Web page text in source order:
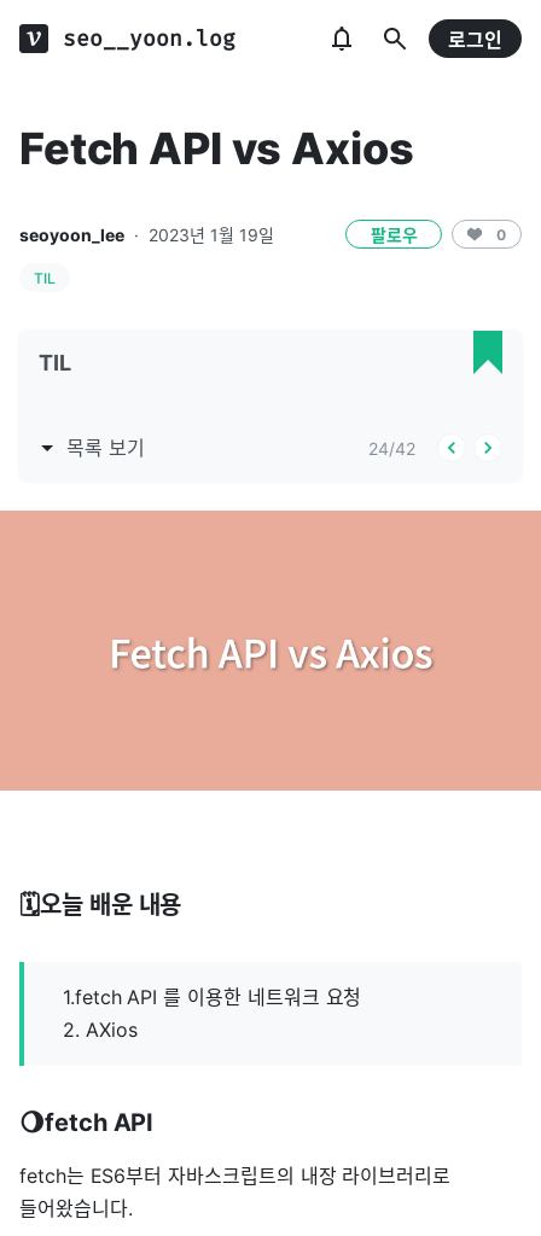
seo__yoon.log 로그인
Fetch API vs Axios
seoyoon_lee · 2023년 1월 19일 팔로우 0
TIL
TIL
목록 보기 24/42
🗓️오늘 배운 내용
1.fetch API 를 이용한 네트워크 요청
2. AXios
🌖fetch API
fetch는 ES6부터 자바스크립트의 내장 라이브러리로
들어왔습니다.